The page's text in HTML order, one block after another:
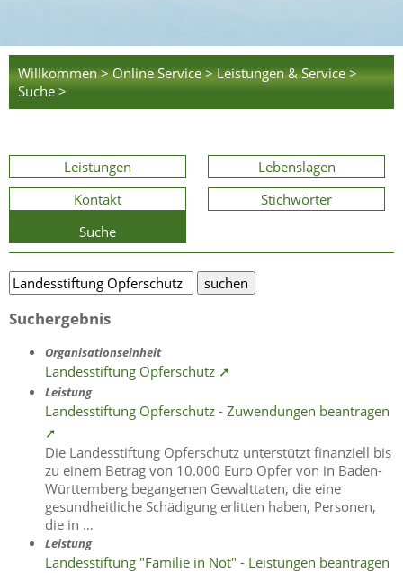
Willkommen > Online Service > Leistungen & Service >
Suche >
Leistungen
Lebenslagen
Kontakt
Stichwörter
Suche
Suchergebnis
Organisationseinheit
Landesstiftung Opferschutz ➚
Leistung
Landesstiftung Opferschutz - Zuwendungen beantragen
➚
Die Landesstiftung Opferschutz unterstützt finanziell bis
zu einem Betrag von 10.000 Euro Opfer von in Baden-
Württemberg begangenen Gewalttaten, die eine
gesundheitliche Schädigung erlitten haben, Personen,
die in …
Leistung
Landesstiftung "Familie in Not" - Leistungen beantragen